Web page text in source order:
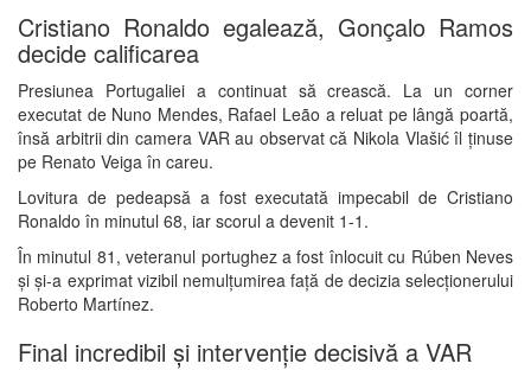
Cristiano Ronaldo egalează, Gonçalo Ramos
decide calificarea
Presiunea Portugaliei a continuat să crească. La un corner
executat de Nuno Mendes, Rafael Leão a reluat pe lângă poartă,
însă arbitrii din camera VAR au observat că Nikola Vlašić îl ținuse
pe Renato Veiga în careu.
Lovitura de pedeapsă a fost executată impecabil de Cristiano
Ronaldo în minutul 68, iar scorul a devenit 1-1.
În minutul 81, veteranul portughez a fost înlocuit cu Rúben Neves
și și-a exprimat vizibil nemulțumirea față de decizia selecționerului
Roberto Martínez.
Final incredibil și intervenție decisivă a VAR